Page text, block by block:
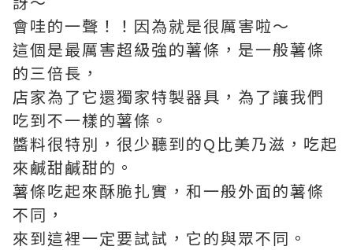
會哇的一聲！！因為就是很厲害啦～
這個是最厲害超級強的薯條，是一般薯條
的三倍長，
店家為了它還獨家特製器具，為了讓我們
吃到不一樣的薯條。
醬料很特別，很少聽到的Q比美乃滋，吃起
來鹹甜鹹甜的。
薯條吃起來酥脆扎實，和一般外面的薯條
不同，
來到這裡一定要試試，它的與眾不同。